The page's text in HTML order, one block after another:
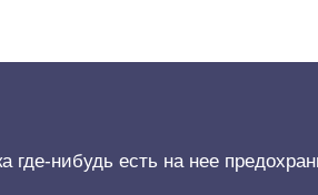
где-нибудь есть на нее